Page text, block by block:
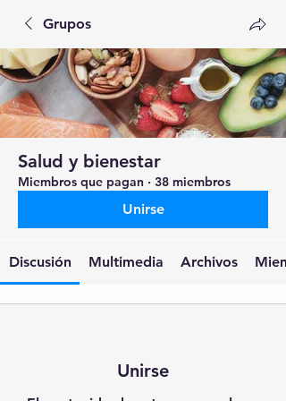
Grupos
Salud y bienestar
Miembros que pagan · 38 miembros
Unirse
Discusión Multimedia Archivos
Unirse